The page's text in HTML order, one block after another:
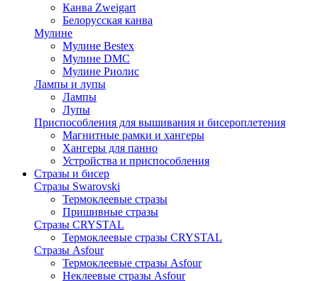
Канва Zweigart
Белорусская канва
Мулине
Мулине Bestex
Мулине DMC
Мулине Риолис
Лампы и лупы
Лампы
Лупы
Приспособления для вышивания и бисероплетения
Магнитные рамки и хангеры
Хангеры для панно
Устройства и приспособления
Стразы и бисер
Стразы Swarovski
Термоклеевые стразы
Пришивные стразы
Стразы CRYSTAL
Термоклеевые стразы CRYSTAL
Стразы Asfour
Термоклеевые стразы Asfour
Неклеевые стразы Asfour